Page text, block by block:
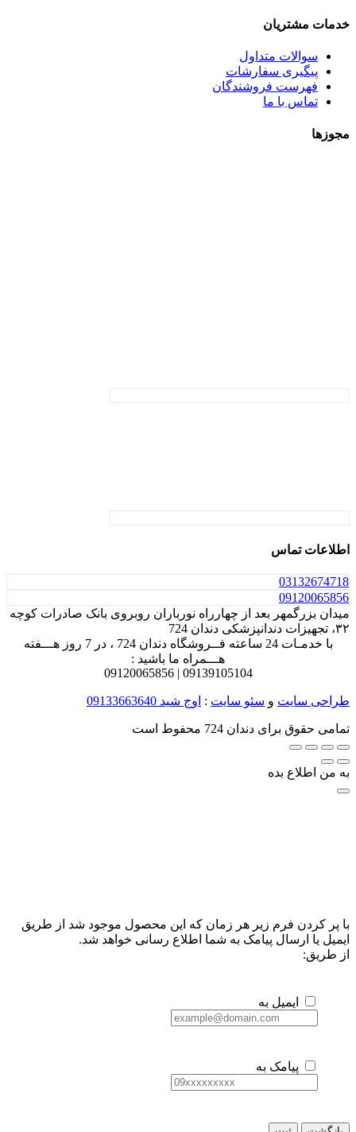
خدمات مشتریان
سوالات متداول
پیگیری سفارشات
فهرست فروشندگان
تماس با ما
مجوزها
اطلاعات تماس
03132674718
09120065856
میدان بزرگمهر بعد از چهارراه نورباران روبروی بانک صادرات کوچه
۳۲، تجهیزات دندانپزشکی دندان 724
با خدمـات 24 ساعته فــروشگاه دندان 724 ، در 7 روز هـــفته
هـــمراه ما باشید :
09139105104 |
09120065856
طراحی سایت و سئو سایت : اوج شید 09133663640
تمامی حقوق برای دندان 724 محفوط است
به من اطلاع بده
با پر کردن فرم زیر هر زمان که این محصول موجود شد از طریق
ایمیل یا ارسال پیامک به شما اطلاع رسانی خواهد شد.
از طریق:
ایمیل به
پیامک به